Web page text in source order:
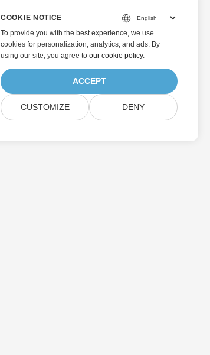
COOKIE NOTICE
To provide you with the best experience, we use
cookies for personalization, analytics, and ads. By
using our site, you agree to our cookie policy.
ACCEPT
CUSTOMIZE DENY